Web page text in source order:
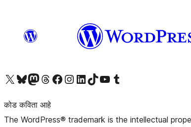
आमच्या X (एक्स) (पूर्वीचे ट्विटर) खात्याला भेट द्या आमच्या ब्लूस्की खात्याला भेट द्या.आमच्या Mastodon खात्याला भेट द्या.आमच्या थ्रेड्स खात्याला भेट द्या. आमच्या फेसबुक पेजला भेट द्या आमच्या इंस्टाग्राम खात्याला भेट द्या आमच्या लिंक्डइन खात्याला भेट द्या आमच्या टिकटॉक अकाउंटला भेट द्या.आमच्या यूट्यूब चॅनेलला भेट द्या आमच्या टंबलर खात्याला भेट द्या.
कोड कविता आहे
The WordPress® trademark is the intellectual